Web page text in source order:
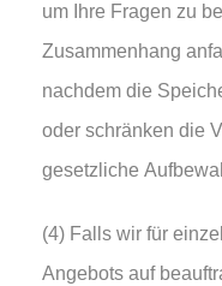
um Ihre Fragen zu
Zusammenhang
nachdem die
oder schränken die
gesetzliche
(4) Falls wir für
Angebots auf